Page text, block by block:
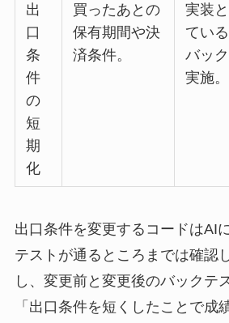
出
口
条
件
の
短
期
化
買ったあとの
保有期間や決
済条件。
実装
てい
バッ
実施。
出口条件を変更するコードはAI
テストが通るところまでは確認
し、変更前と変更後のバックテ
「出口条件を短くしたことで成